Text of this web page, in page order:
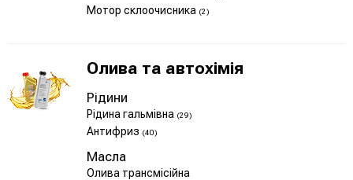
Мотор склоочисника (2)
Олива та автохімія
Рідини
Рідина гальмівна (29)
Антифриз (40)
Масла
Олива трансмісійна